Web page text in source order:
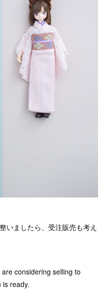
いましたら、受注販売も考え
considering selling to
ready.